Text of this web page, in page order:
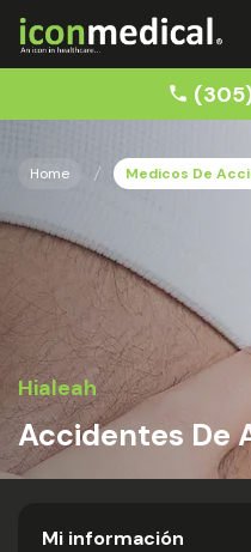
Home Medicos De
Hialeah
Accidentes De
Mi información